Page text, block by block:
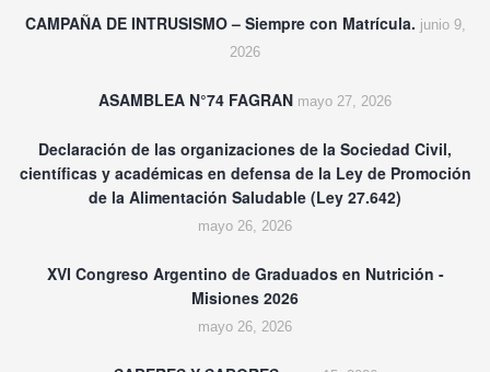
CAMPAÑA DE INTRUSISMO – Siempre con Matrícula. junio 9,
2026
ASAMBLEA N°74 FAGRAN mayo 27, 2026
Declaración de las organizaciones de la Sociedad Civil,
científicas y académicas en defensa de la Ley de Promoción
de la Alimentación Saludable (Ley 27.642)
mayo 26, 2026
XVI Congreso Argentino de Graduados en Nutrición -
Misiones 2026
mayo 26, 2026